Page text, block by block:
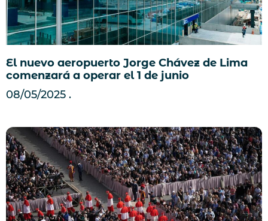
El nuevo aeropuerto Jorge Chávez de Lima
comenzará a operar el 1 de junio
08/05/2025